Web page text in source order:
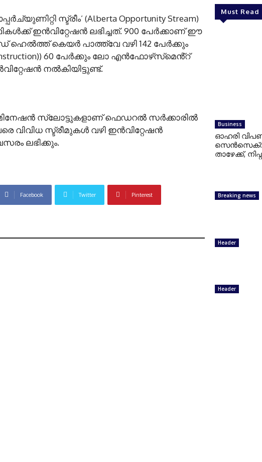
സ്ട്രീം’ (Alberta Opportunity Stream)
ഇൻവിറ്റേഷൻ ലഭിച്ചത്. 900 പേർക്കാണ് ഈ
ഹെൽത്ത് കെയർ പാത്ത്‌വേ വഴി 142 പേർക്കും
60 പേർക്കും ലോ എൻഫോഴ്‌സ്‌മെൻ്റ്
നൽകിയിട്ടുണ്ട്.
സ്ലോട്ടുകളാണ് ഫെഡറൽ സർക്കാരിൽ
വിവിധ സ്ട്രീമുകൾ വഴി ഇൻവിറ്റേഷൻ
ലഭിക്കും.
Facebook Twitter Pinterest
Must Read
Business
ഓഹരി
സെന്‍സെക്‌സ്
താഴേക്ക്,
Breaking news
Header
Header